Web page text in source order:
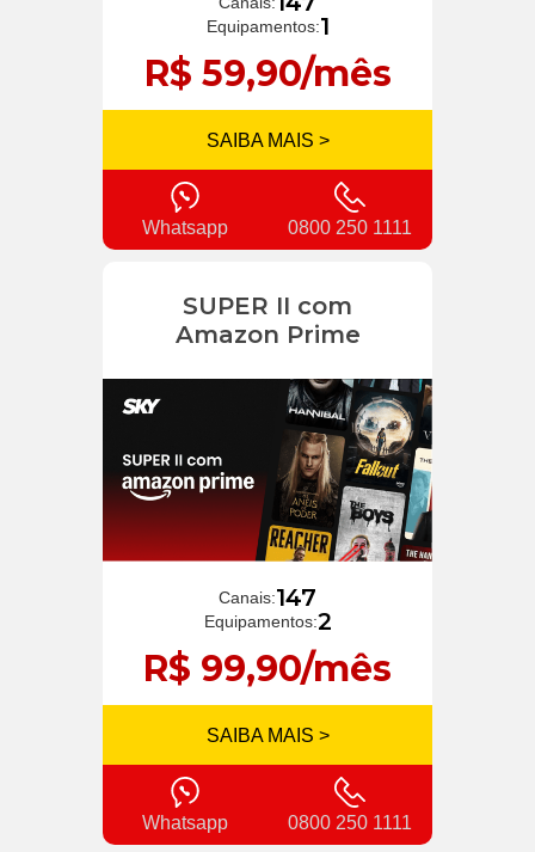
Equipamentos:1
R$ 59,90/mês
SAIBA MAIS >
Whatsapp 0800 250 1111
SUPER II com
Amazon Prime
Canais:147
Equipamentos:2
R$ 99,90/mês
SAIBA MAIS >
Whatsapp 0800 250 1111